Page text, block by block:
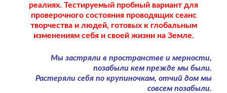
реалиях. Тестируемый пробный вариант для
проверочного состояния проводящих сеанс
творчества и людей, готовых к глобальным
изменениям себя и своей жизни на Земле.
Мы застряли в пространстве и мерности,
позабыли кем прежде мы были.
Растеряли себя по крупиночкам, отчий дом мы
совсем позабыли.